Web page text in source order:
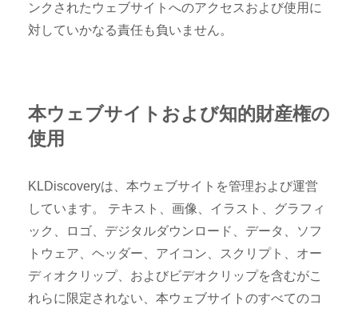
ンクされたウェブサイトへのアクセスおよび使用に
対していかなる責任も負いません。
本ウェブサイトおよび知的財産権の
使用
KLDiscoveryは、本ウェブサイトを管理および運営
しています。 テキスト、画像、イラスト、グラフィ
ック、ロゴ、デジタルダウンロード、データ、ソフ
トウェア、ヘッダー、アイコン、スクリプト、オー
ディオクリップ、およびビデオクリップを含むがこ
れらに限定されない、本ウェブサイトのすべてのコ